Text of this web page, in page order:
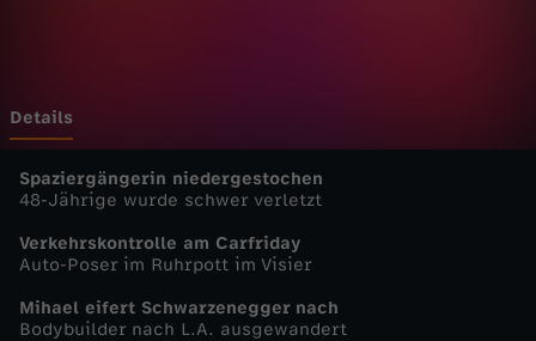
l
a
n
d
Details
Spaziergängerin niedergestochen
48-Jährige wurde schwer verletzt
Verkehrskontrolle am Carfriday
Auto-Poser im Ruhrpott im Visier
Mihael eifert Schwarzenegger nach
Bodybuilder nach L.A. ausgewandert